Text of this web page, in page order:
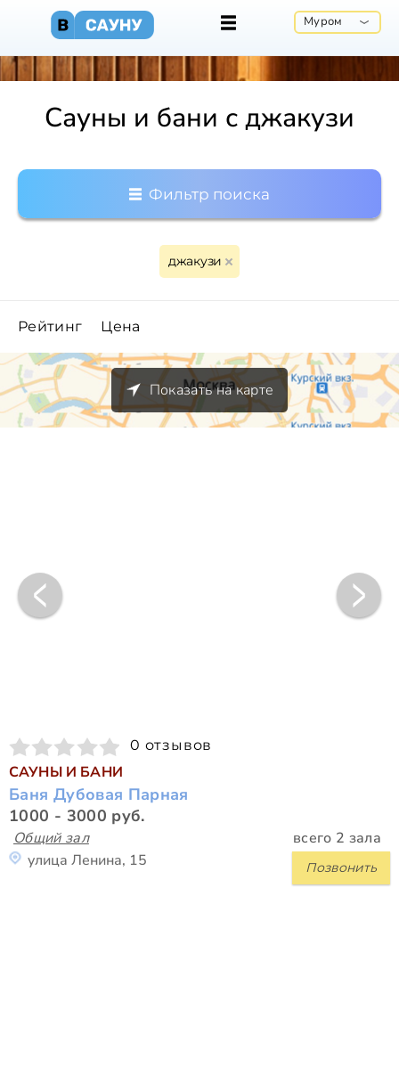
Муром
Сауны и бани с джакузи
Фильтр поиска
джакузи
Рейтинг Цена
Показать на карте
0 отзывов
САУНЫ И БАНИ
Баня Дубовая Парная
1000 - 3000 руб.
Общий зал всего 2 зала
Позвонить
улица Ленина, 15